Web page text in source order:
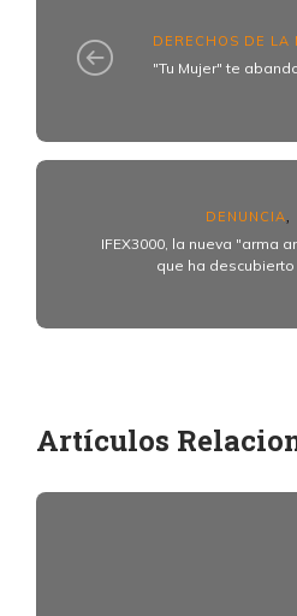
DERECHOS DE LA
"Tu Mujer" te
DENUNCIA
IFEX3000, la nueva "arma
que ha
Artículos